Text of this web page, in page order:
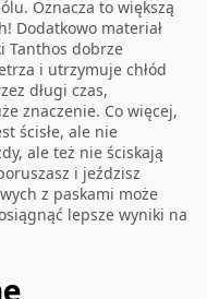
Oznacza to większą
Dodatkowo materiał
Tanthos dobrze
i utrzymuje chłód
długi czas,
znaczenie. Co więcej,
ścisłe, ale nie
ale też nie ściskają
i jeździsz
z paskami może
lepsze wyniki na